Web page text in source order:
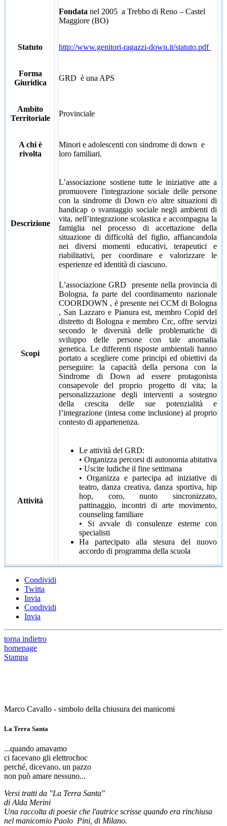
Fondata nel 2005 a Trebbo di Reno – Castel
Maggiore (BO)
Statuto http://www.genitori-ragazzi-down.it/statuto.pdf
Forma
Giuridica
GRD è una APS
Ambito
Territoriale
Provinciale
A chi è
rivolta
Minori e adolescenti con sindrome di down e
loro familiari.
Descrizione
L’associazione sostiene tutte le iniziative atte a
promuovere l'integrazione sociale delle persone
con la sindrome di Down e/o altre situazioni di
handicap o svantaggio sociale negli ambienti di
vita, nell’integrazione scolastica e accompagna la
famiglia nel processo di accettazione della
situazione di difficoltà del figlio, affiancandola
nei diversi momenti educativi, terapeutici e
riabilitativi, per coordinare e valorizzare le
esperienze ed identità di ciascuno.
Scopi
L’associazione GRD presente nella provincia di
Bologna, fa parte del coordinamento nazionale
COORDOWN , è presente nei CCM di Bologna
, San Lazzaro e Pianura est, membro Copid del
distretto di Bologna e membro Crc, offre servizi
secondo le diversità delle problematiche di
sviluppo delle persone con tale anomalia
genetica. Le differenti risposte ambientali hanno
portato a scegliere come principi ed obiettivi da
perseguire: la capacità della persona con la
Sindrome di Down ad essere protagonista
consapevole del proprio progetto di vita; la
personalizzazione degli interventi a sostegno
della crescita delle sue potenzialità e
l’integrazione (intesa come inclusione) al proprio
contesto di appartenenza.
Attività
Le attività del GRD:
• Organizza percorsi di autonomia abitativa
• Uscite ludiche il fine settimana
• Organizza e partecipa ad iniziative di
teatro, danza creativa, danza sportiva, hip
hop, coro, nuoto sincronizzato,
pattinaggio, incontri di arte movimento,
counseling familiare
• Si avvale di consulenze esterne con
specialisti
Ha partecipato alla stesura del nuovo
accordo di programma della scuola
Condividi
Twitta
Invia
Condividi
Invia
torna indietro
homepage
Stampa
Marco Cavallo - simbolo della chiusura dei manicomi
La Terra Santa
...quando amavamo
ci facevano gli elettrochoc
perché, dicevano, un pazzo
non può amare nessuno...
Versi tratti da "La Terra Santa"
di Alda Merini
Una raccolta di poesie che l'autrice scrisse quando era rinchiusa
nel manicomio Paolo Pini, di Milano.